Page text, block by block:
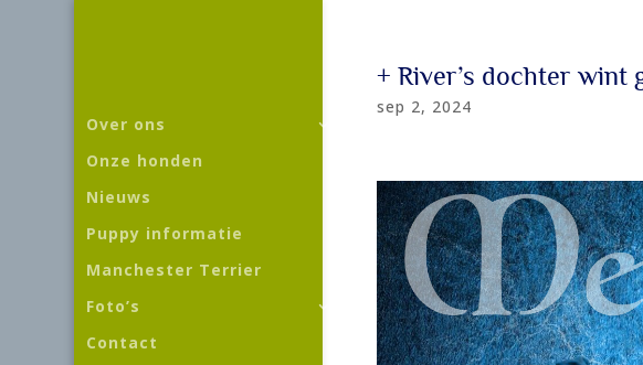
Over ons
Onze honden
Nieuws
Puppy informatie
Manchester Terrier
Foto’s
Contact
+ River’s dochter wint
sep 2, 2024